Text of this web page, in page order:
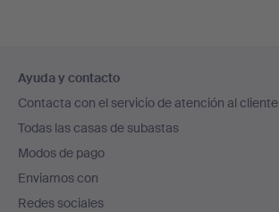
en
el
pie
de
página
Ayuda y contacto
Contacta con el servicio de atención al cliente
Todas las casas de subastas
Modos de pago
Enviamos con
Redes sociales